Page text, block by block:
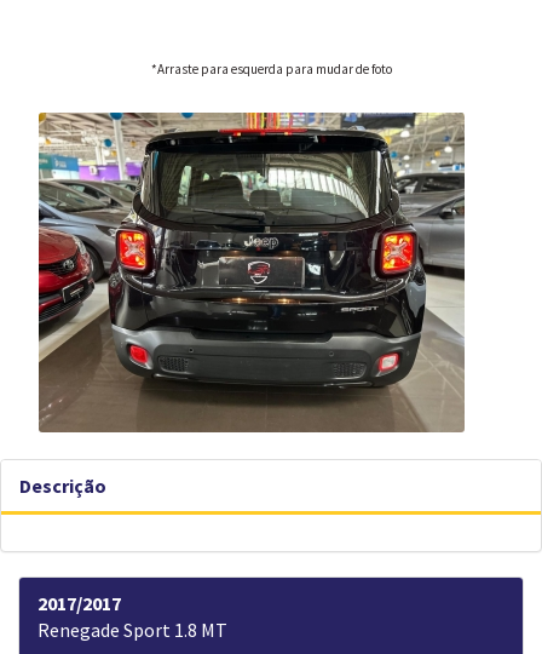
*Arraste para esquerda para mudar de foto
Descrição
2017/2017
Renegade Sport 1.8 MT